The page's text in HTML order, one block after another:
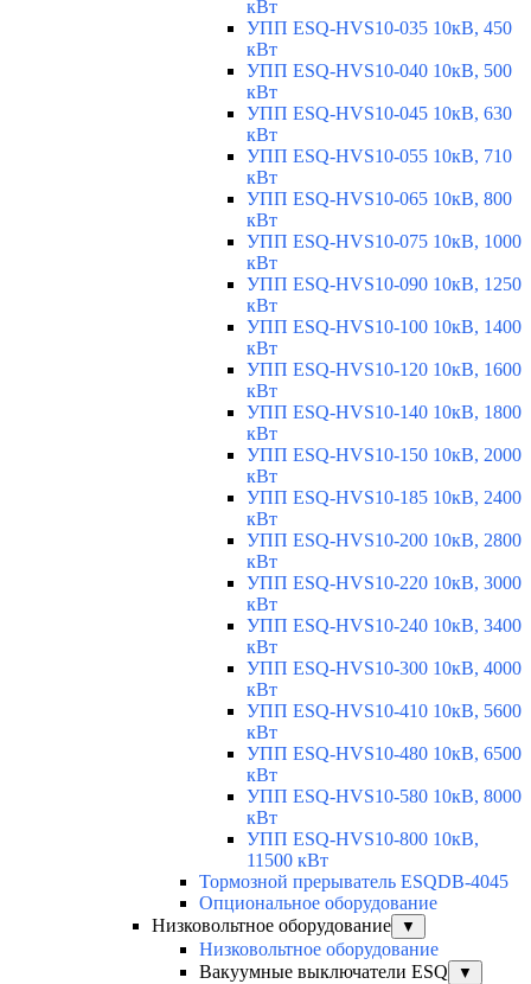
кВт
УПП ESQ-HVS10-035 10кВ, 450
кВт
УПП ESQ-HVS10-040 10кВ, 500
кВт
УПП ESQ-HVS10-045 10кВ, 630
кВт
УПП ESQ-HVS10-055 10кВ, 710
кВт
УПП ESQ-HVS10-065 10кВ, 800
кВт
УПП ESQ-HVS10-075 10кВ, 1000
кВт
УПП ESQ-HVS10-090 10кВ, 1250
кВт
УПП ESQ-HVS10-100 10кВ, 1400
кВт
УПП ESQ-HVS10-120 10кВ, 1600
кВт
УПП ESQ-HVS10-140 10кВ, 1800
кВт
УПП ESQ-HVS10-150 10кВ, 2000
кВт
УПП ESQ-HVS10-185 10кВ, 2400
кВт
УПП ESQ-HVS10-200 10кВ, 2800
кВт
УПП ESQ-HVS10-220 10кВ, 3000
кВт
УПП ESQ-HVS10-240 10кВ, 3400
кВт
УПП ESQ-HVS10-300 10кВ, 4000
кВт
УПП ESQ-HVS10-410 10кВ, 5600
кВт
УПП ESQ-HVS10-480 10кВ, 6500
кВт
УПП ESQ-HVS10-580 10кВ, 8000
кВт
УПП ESQ-HVS10-800 10кВ,
11500 кВт
Тормозной прерыватель ESQDB-4045
Опциональное оборудование
Низковольтное оборудование
▼
Низковольтное оборудование
Вакуумные выключатели ESQ
▼